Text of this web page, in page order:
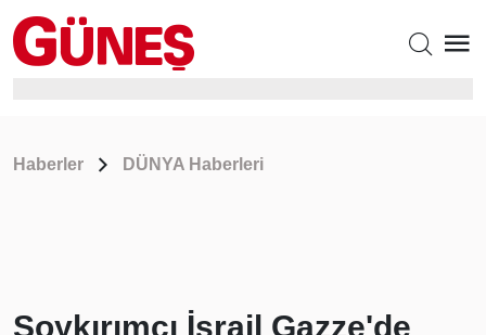
Haberler DÜNYA Haberleri
Soykırımcı İsrail Gazze'de